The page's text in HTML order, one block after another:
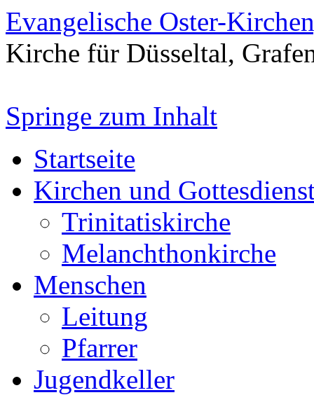
Evangelische Oster-
Kirche für Düsseltal,
Springe zum Inhalt
Startseite
Kirchen und
Trinitatiskirche
Melanchthonkirche
Menschen
Leitung
Pfarrer
Jugendkeller